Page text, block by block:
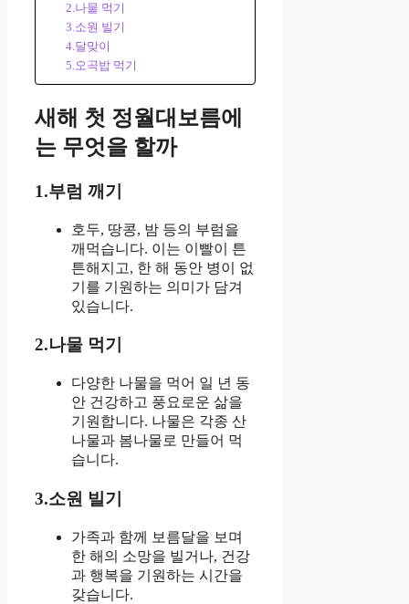
2.나물 먹기
3.소원 빌기
4.달맞이
5.오곡밥 먹기
새해 첫 정월대보름에
는 무엇을 할까
1.부럼 깨기
호두, 땅콩, 밤 등의 부럼을
깨먹습니다. 이는 이빨이 튼
튼해지고, 한 해 동안 병이 없
기를 기원하는 의미가 담겨
있습니다.
2.나물 먹기
다양한 나물을 먹어 일 년 동
안 건강하고 풍요로운 삶을
기원합니다. 나물은 각종 산
나물과 봄나물로 만들어 먹
습니다.
3.소원 빌기
가족과 함께 보름달을 보며
한 해의 소망을 빌거나, 건강
과 행복을 기원하는 시간을
갖습니다.